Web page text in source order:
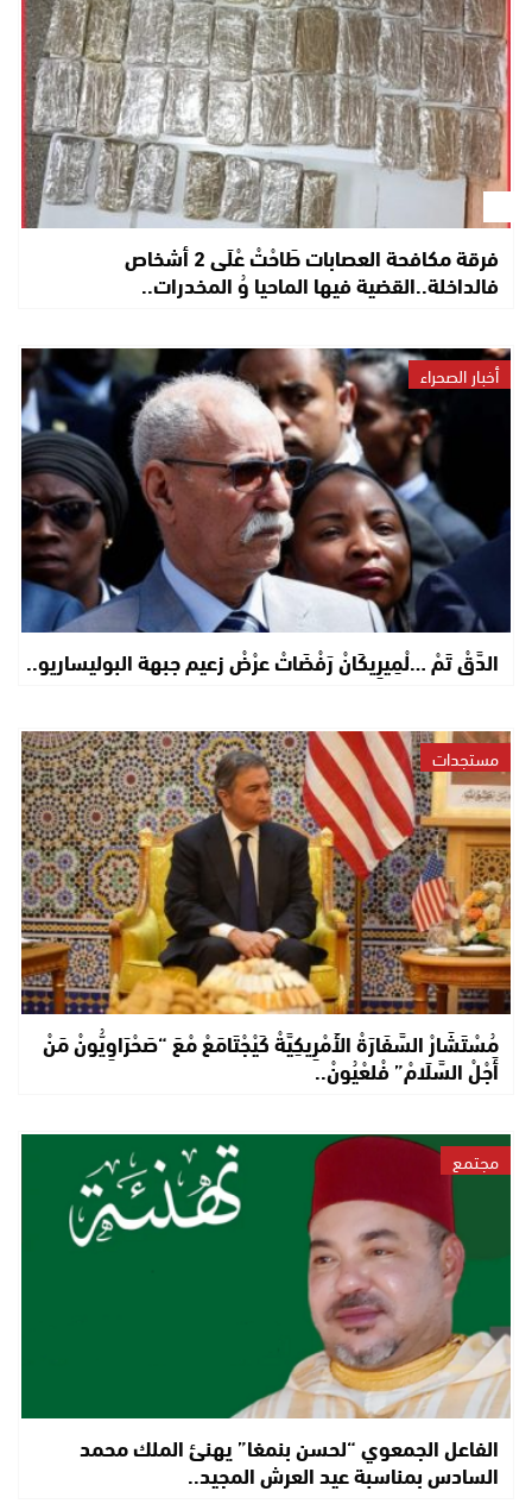
فرقة مكافحة العصابات طَاحْتْ عْلَى 2 أشخاص
فالداخلة..القضية فيها الماحيا وُ المخدرات..
أخبار الصحراء
الدَّقْ تَمْ …لْمِيرِيكَانْ رَفْضَاتْ عرْضْ زعيم جبهة البوليساريو..
مستجدات
مُسْتَشَارْ السَّفَارَةْ الأَمْرِيكِيَّةْ كَيْجْتَامَعْ مْعَ “صَحْرَاوِيُّونْ مَنْ
أَجْلْ السَّلَامْ” فْلعْيُونْ..
مجتمع
الفاعل الجمعوي “لحسن بنمغا” يهنئ الملك محمد
السادس بمناسبة عيد العرش المجيد..